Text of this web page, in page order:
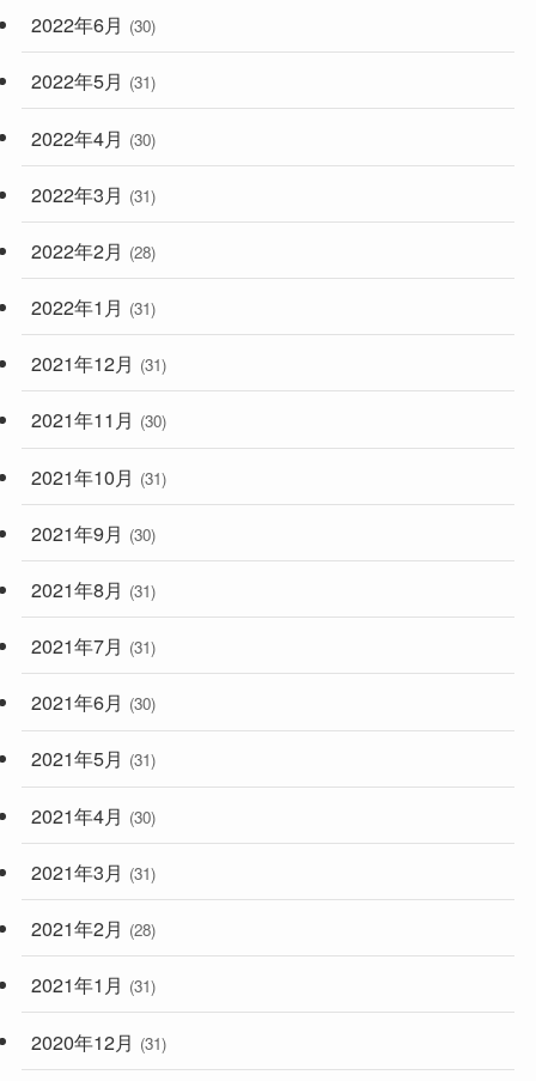
2022年6月 (30)
2022年5月 (31)
2022年4月 (30)
2022年3月 (31)
2022年2月 (28)
2022年1月 (31)
2021年12月 (31)
2021年11月 (30)
2021年10月 (31)
2021年9月 (30)
2021年8月 (31)
2021年7月 (31)
2021年6月 (30)
2021年5月 (31)
2021年4月 (30)
2021年3月 (31)
2021年2月 (28)
2021年1月 (31)
2020年12月 (31)